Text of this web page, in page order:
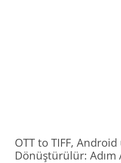
OTT to TIFF,
Dönüştürülür: Adım